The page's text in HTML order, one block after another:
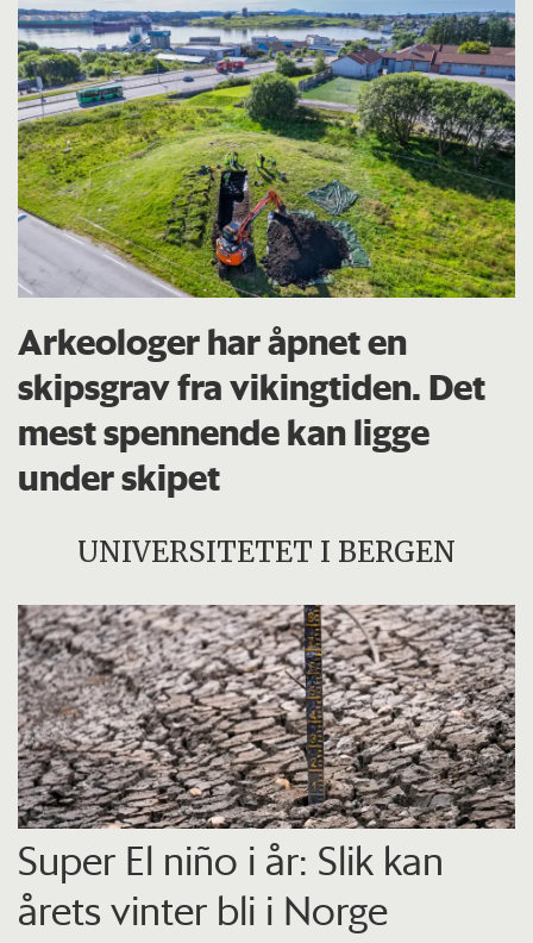
Arkeologer har åpnet en
skipsgrav fra vikingtiden. Det
mest spennende kan ligge
under skipet
UNIVERSITETET I BERGEN
Super El niño i år: Slik kan
årets vinter bli i Norge